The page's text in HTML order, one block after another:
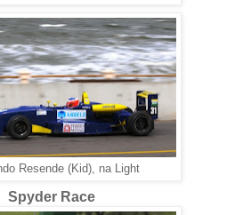
Resende (Kid), na Light
Spyder Race